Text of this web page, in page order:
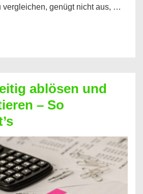
vergleichen, genügt nicht aus, …
ablösen und
– So